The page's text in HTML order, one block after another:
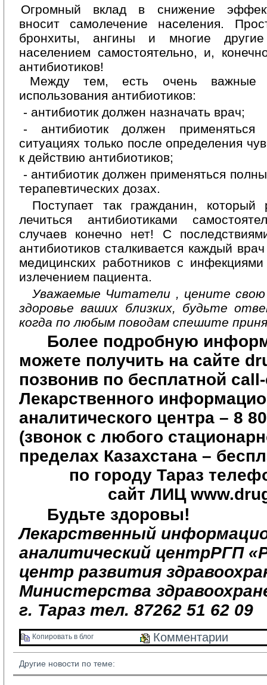
Огромный вклад в снижение
вносит самолечение населения.
бронхиты, ангины и многие другие
населением самостоятельно, и,
антибиотиков!
Между тем, есть очень важные
использования антибиотиков:
- антибиотик должен назначать врач;
- антибиотик должен применяться
ситуациях только после определения
к действию антибиотиков;
- антибиотик должен применяться
терапевтических дозах.
Поступает так гражданин,
лечиться антибиотиками
случаев конечно нет! С
антибиотиков сталкивается каждый
медицинских работников с
излечением пациента.
Уважаемые Читатели , цените свою
здоровье ваших близких, будьте
когда по любым поводам спешите
Более подробную
можете получить на сайте
позвонив по бесплатной call
Лекарственного
аналитического центра – 8
(звонок с любого
пределах Казахстана –
по городу Тараз
сайт ЛИЦ www.
Будьте здоровы!
Лекарственный
аналитический центрРГП
центр развития
Министерства
г. Тараз тел. 87262 51 62 09
Копировать в блог Комментарии
Другие новости по теме: